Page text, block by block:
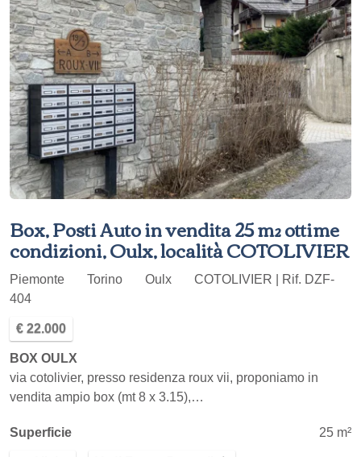
Box, Posti Auto in vendita 25 m² ottime
condizioni, Oulx, località COTOLIVIER
Piemonte Torino Oulx
COTOLIVIER | Rif. DZF-
404
€ 22.000
BOX OULX
via cotolivier, presso residenza roux vii, proponiamo in
vendita ampio box (mt 8 x 3.15),…
Superficie 25 m²